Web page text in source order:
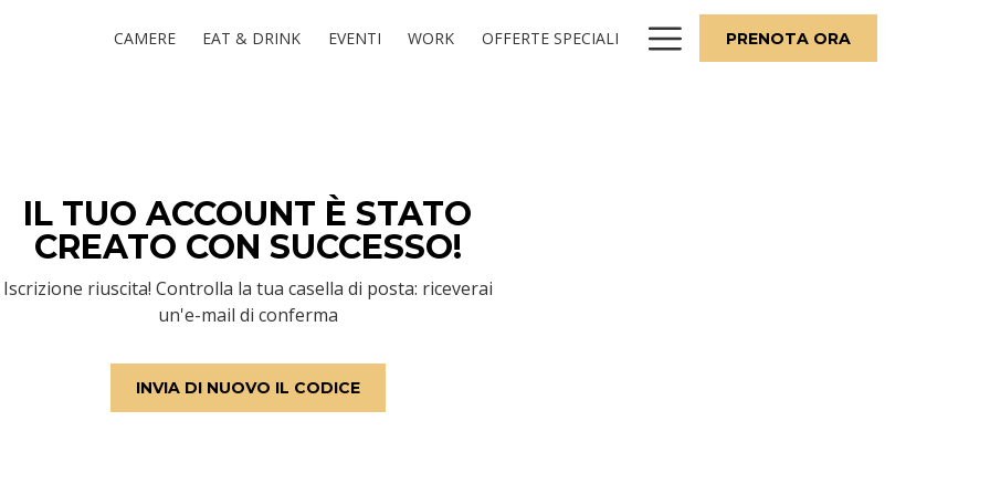
CAMERE EAT & DRINK EVENTI WORK OFFERTE SPECIALI Hamburger
MenuPRENOTA ORA
IL TUO ACCOUNT È STATO
CREATO CON SUCCESSO!
Iscrizione riuscita! Controlla la tua casella di posta: riceverai
un'e-mail di conferma
INVIA DI NUOVO IL CODICE